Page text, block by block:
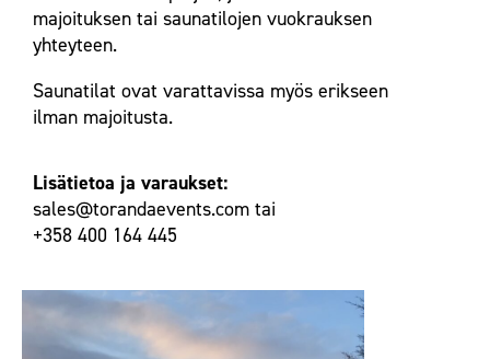
majoituksen tai saunatilojen vuokrauksen
yhteyteen.
Saunatilat ovat varattavissa myös erikseen
ilman majoitusta.
Lisätietoa ja varaukset:
sales@torandaevents.com tai
+358 400 164 445